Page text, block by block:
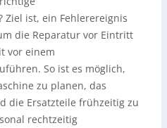
Ziel ist, ein Fehlerereignis
die Reparatur vor Eintritt
vor einem
So ist es möglich,
zu planen, das
die Ersatzteile frühzeitig zu
rechtzeitig